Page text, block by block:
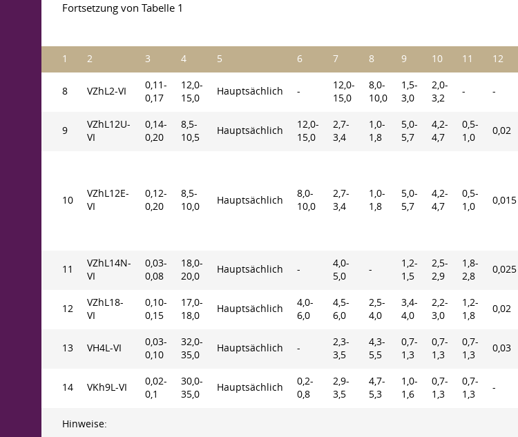
Fortsetzung von Tabelle 1
1 2 3 4 5 6 7 8 9 10 11 12
8 VZhL2-VI
0,11-
0,17
12,0-
15,0
Hauptsächlich -
12,0-
15,0
8,0-
10,0
1,5-
3,0
2,0-
3,2
- -
9
VZhL12U-
VI
0,14-
0,20
8,5-
10,5
Hauptsächlich
12,0-
15,0
2,7-
3,4
1,0-
1,8
5,0-
5,7
4,2-
4,7
0,5-
1,0
0,02
10
VZhL12E-
VI
0,12-
0,20
8,5-
10,0
Hauptsächlich
8,0-
10,0
2,7-
3,4
1,0-
1,8
5,0-
5,7
4,2-
4,7
0,5-
1,0
0,015
11
VZhL14N-
VI
0,03-
0,08
18,0-
20,0
Hauptsächlich -
4,0-
5,0
-
1,2-
1,5
2,5-
2,9
1,8-
2,8
0,025
12
VZhL18-
VI
0,10-
0,15
17,0-
18,0
Hauptsächlich
4,0-
6,0
4,5-
6,0
2,5-
4,0
3,4-
4,0
2,2-
3,0
1,2-
1,8
0,02
13 VH4L-VI
0,03-
0,10
32,0-
35,0
Hauptsächlich -
2,3-
3,5
4,3-
5,5
0,7-
1,3
0,7-
1,3
0,7-
1,3
0,03
14 VKh9L-VI
0,02-
0,1
30,0-
35,0
Hauptsächlich
0,2-
0,8
2,9-
3,5
4,7-
5,3
1,0-
1,6
0,7-
1,3
0,7-
1,3
-
Hinweise: